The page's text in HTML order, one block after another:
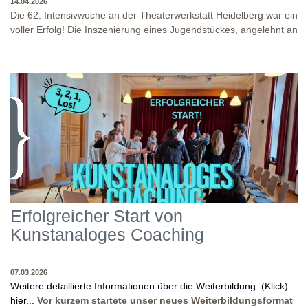
Die 62. Intensivwoche an der Theaterwerkstatt Heidelberg war ein
voller Erfolg! Die Inszenierung eines Jugendstückes, angelehnt an
Auseinandersetzung mit den Inhalten und Themen dieser Stücke
statt, sowie eine enge Zusammenarbeit in den
Inszenierungsprozessen. Beide Inszenierungen wurden am Ende
auf unserer Bühne präsentiert! Wir danken allen Studierenden
und Dozenten für die gelungene Woche und für die tollen
Abschlusspräsentationen!
WO?
THEATERWERKSTATT HEIDELBERG: KLINGENTEICHSTR. 8, NÄHE
BUSHALTESTELLE PETERSKIRCHE (ALTSTADT)
WANN?
14.04.2026
Erfolgreicher Start von
Kunstanaloges Coaching
07.03.2026
Weitere detaillierte Informationen über die Weiterbildung. (Klick)
hier...
Vor kurzem startete unser neues Weiterbildungsformat